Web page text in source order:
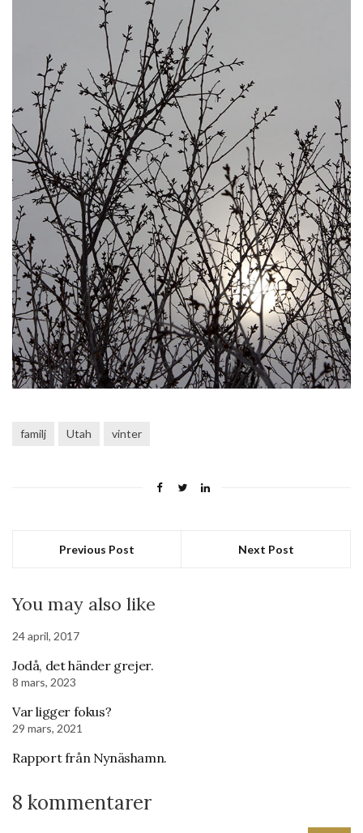
familj Utah vinter
Previous Post Next Post
You may also like
24 april, 2017
Jodå, det händer grejer.
8 mars, 2023
Var ligger fokus?
29 mars, 2021
Rapport från Nynäshamn.
8 kommentarer